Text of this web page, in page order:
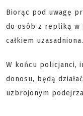
Biorąc pod uwagę
do osób z repliką w
całkiem uzasadniona.
W końcu policjanci,
donosu, będą
uzbrojonym